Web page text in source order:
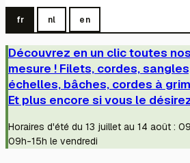
fr nl en
Découvrez en un clic toutes
mesure ! Filets, cordes,
échelles, bâches, cordes à
Et plus encore si vous le
Horaires d'été du 13 juillet au 14 août :
09h-15h le vendredi